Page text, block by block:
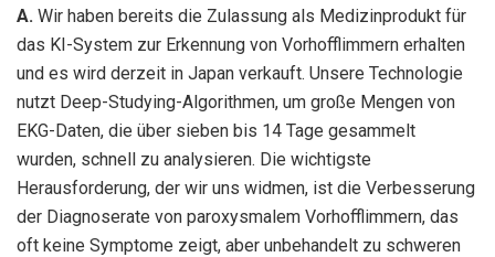
A. Wir haben bereits die Zulassung als Medizinprodukt für
das KI-System zur Erkennung von Vorhofflimmern erhalten
und es wird derzeit in Japan verkauft. Unsere Technologie
nutzt Deep-Studying-Algorithmen, um große Mengen von
EKG-Daten, die über sieben bis 14 Tage gesammelt
wurden, schnell zu analysieren. Die wichtigste
Herausforderung, der wir uns widmen, ist die Verbesserung
der Diagnoserate von paroxysmalem Vorhofflimmern, das
oft keine Symptome zeigt, aber unbehandelt zu schweren